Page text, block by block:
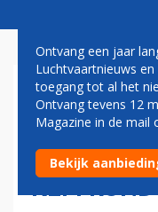
VRACHT
VAN
DEAL VAN
KLM ROND
Ontvang een jaar
Luchtvaartnieuws
toegang tot al het
Ontvang tevens 12
Magazine in de mail
Bekijk